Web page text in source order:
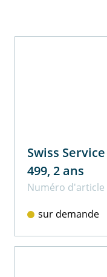
Swiss
499, 2 ans
Numéro d'article
sur demande